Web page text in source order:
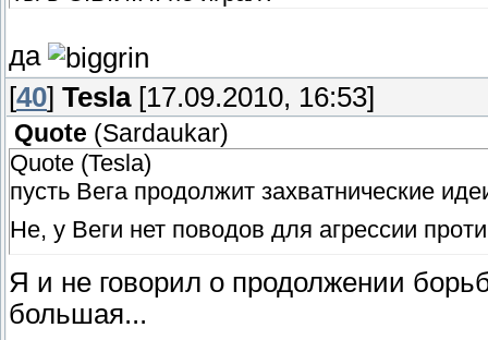
да
[40] Tesla[17.09.2010, 16:53]
Quote (Sardaukar)
Quote (Tesla)
пусть Вега продолжит захватнические
Не, у Веги нет поводов для агрессии
Я и не говорил о продолжении
большая...